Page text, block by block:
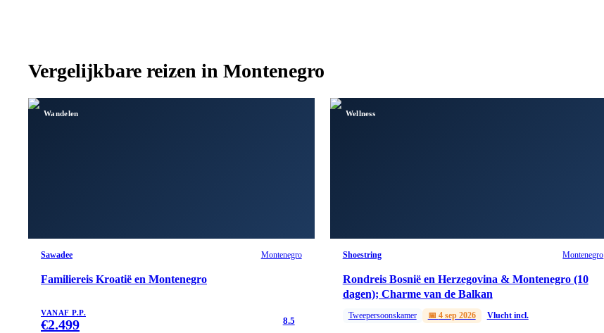
Vergelijkbare reizen in Montenegro
Wandelen
Sawadee Montenegro
Familiereis Kroatië en Montenegro
VANAF P.P.
€2.499 8.5
Wellness
Shoestring Montenegro
Rondreis Bosnië en Herzegovina & Montenegro (10
dagen); Charme van de Balkan
Tweepersoonskamer 📅 4 sep 2026 Vlucht incl.